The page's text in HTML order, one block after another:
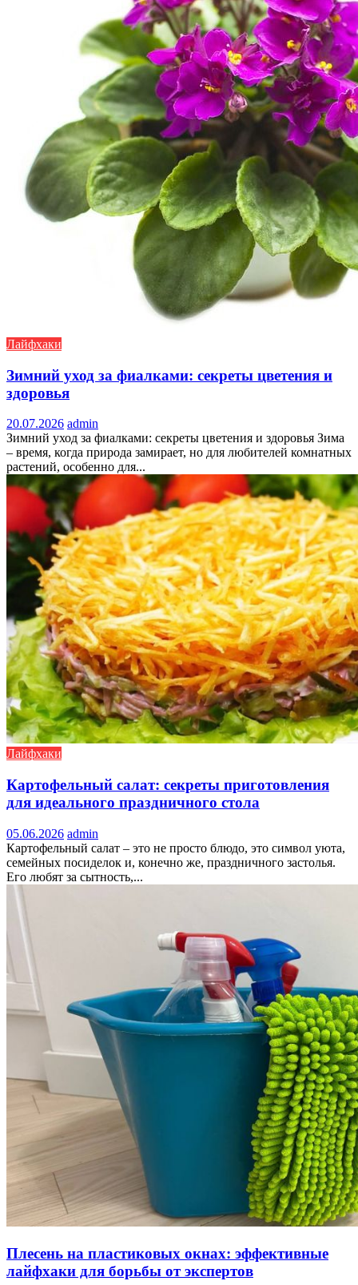
Лайфхаки
Зимний уход за фиалками: секреты цветения и
здоровья
20.07.2026 admin
Зимний уход за фиалками: секреты цветения и здоровья Зима
– время, когда природа замирает, но для любителей комнатных
растений, особенно для...
Лайфхаки
Картофельный салат: секреты приготовления
для идеального праздничного стола
05.06.2026 admin
Картофельный салат – это не просто блюдо, это символ уюта,
семейных посиделок и, конечно же, праздничного застолья.
Его любят за сытность,...
Плесень на пластиковых окнах: эффективные
лайфхаки для борьбы от экспертов